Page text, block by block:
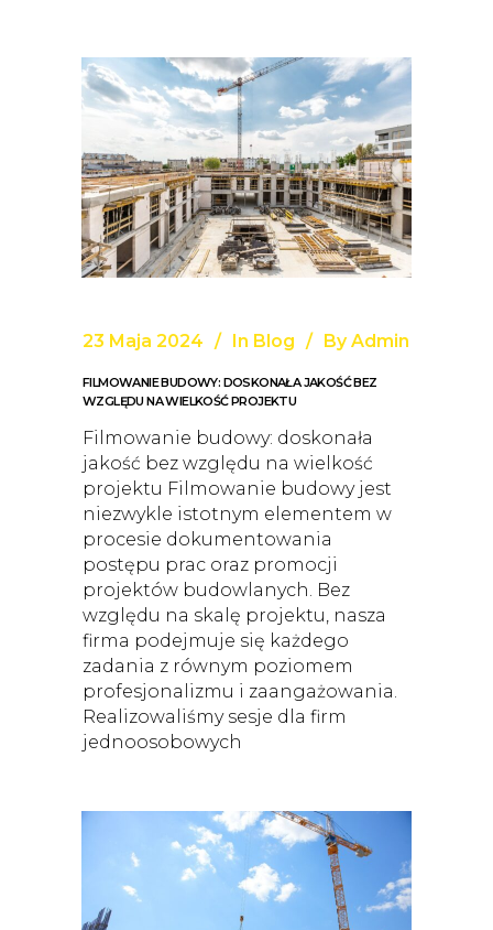
23 Maja 2024 In Blog By Admin
FILMOWANIE BUDOWY: DOSKONAŁA JAKOŚĆ BEZ
WZGLĘDU NA WIELKOŚĆ PROJEKTU
Filmowanie budowy: doskonała
jakość bez względu na wielkość
projektu Filmowanie budowy jest
niezwykle istotnym elementem w
procesie dokumentowania
postępu prac oraz promocji
projektów budowlanych. Bez
względu na skalę projektu, nasza
firma podejmuje się każdego
zadania z równym poziomem
profesjonalizmu i zaangażowania.
Realizowaliśmy sesje dla firm
jednoosobowych